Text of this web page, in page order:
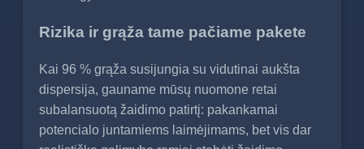
Rizika ir grąža tame pačiame pakete
Kai 96 % grąža susijungia su vidutinai aukšta
dispersija, gauname mūsų nuomone retai
subalansuotą žaidimo patirtį: pakankamai
potencialo juntamiems laimėjimams, bet vis dar